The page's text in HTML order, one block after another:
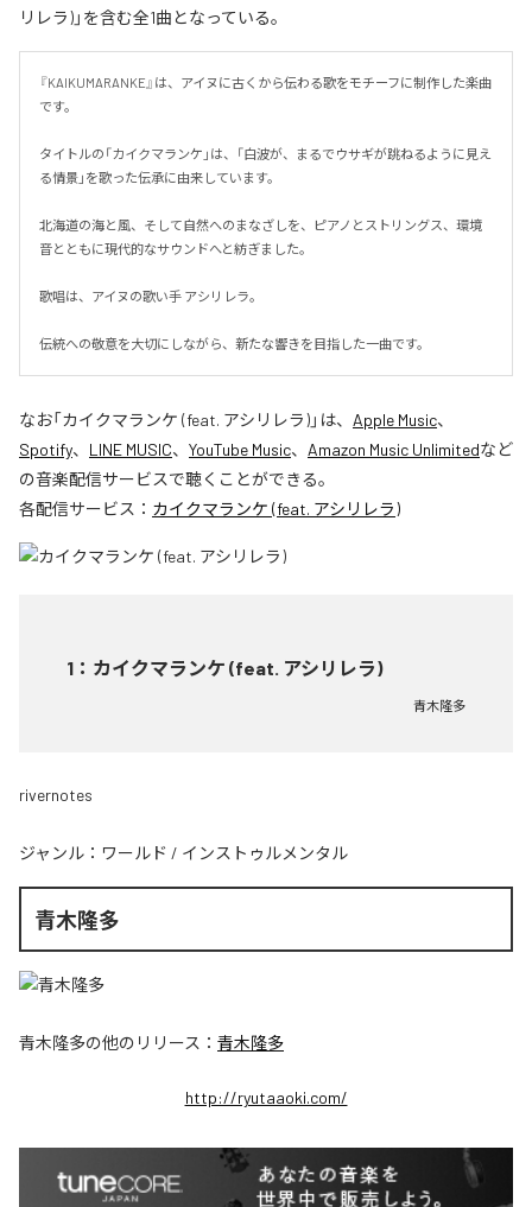
リレラ)」を含む全1曲となっている。
『KAIKUMARANKE』は、アイヌに古くから伝わる歌をモチーフに制作した楽曲
です。
タイトルの「カイクマランケ」は、「白波が、まるでウサギが跳ねるように見え
る情景」を歌った伝承に由来しています。
北海道の海と風、そして自然へのまなざしを、ピアノとストリングス、環境
音とともに現代的なサウンドへと紡ぎました。
歌唱は、アイヌの歌い手 アシリレラ。
伝統への敬意を大切にしながら、新たな響きを目指した一曲です。
なお「カイクマランケ (feat. アシリレラ)」は、 Apple Music、
Spotify、 LINE MUSIC、 YouTube Music、 Amazon Music Unlimitedなど
の音楽配信サービスで聴くことができる。
各配信サービス： カイクマランケ (feat. アシリレラ)
1 ： カイクマランケ (feat. アシリレラ)
青木隆多
rivernotes
ジャンル： ワールド / インストゥルメンタル
青木隆多
青木隆多の他のリリース： 青木隆多
http://ryutaaoki.com/